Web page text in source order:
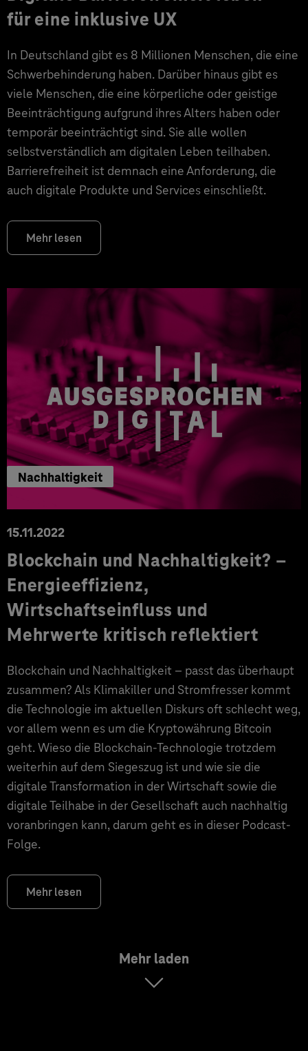
für eine inklusive UX
In Deutschland gibt es 8 Millionen Menschen, die eine
Schwerbehinderung haben. Darüber hinaus gibt es
viele Menschen, die eine körperliche oder geistige
Beeinträchtigung aufgrund ihres Alters haben oder
temporär beeinträchtigt sind. Sie alle wollen
selbstverständlich am digitalen Leben teilhaben.
Barrierefreiheit ist demnach eine Anforderung, die
auch digitale Produkte und Services einschließt.
Mehr lesen
Nachhaltigkeit
15.11.2022
Blockchain und Nachhaltigkeit? –
Energieeffizienz,
Wirtschaftseinfluss und
Mehrwerte kritisch reflektiert
Blockchain und Nachhaltigkeit – passt das überhaupt
zusammen? Als Klimakiller und Stromfresser kommt
die Technologie im aktuellen Diskurs oft schlecht weg,
vor allem wenn es um die Kryptowährung Bitcoin
geht. Wieso die Blockchain-Technologie trotzdem
weiterhin auf dem Siegeszug ist und wie sie die
digitale Transformation in der Wirtschaft sowie die
digitale Teilhabe in der Gesellschaft auch nachhaltig
voranbringen kann, darum geht es in dieser Podcast-
Folge.
Mehr lesen
Mehr laden